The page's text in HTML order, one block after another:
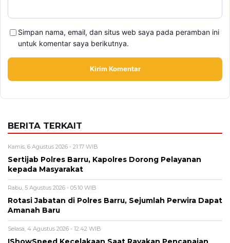
Alamat email tidak akan dipublikasikan. Kolom wajib ditandai *.
Komentar *